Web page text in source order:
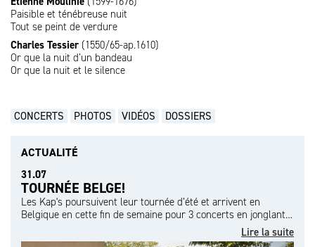
Paisible et ténébreuse nuit
Tout se peint de verdure
Charles Tessier (1550/65-ap.1610)
Or que la nuit d’un bandeau
Or que la nuit et le silence
CONCERTS PHOTOS VIDÉOS DOSSIERS
ACTUALITÉ
31.07
TOURNÉE BELGE!
Les Kap's poursuivent leur tournée d’été et arrivent en
Belgique en cette fin de semaine pour 3 concerts en jonglant…
Lire la suite